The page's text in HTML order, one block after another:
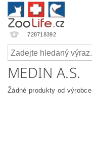
728718392
MEDIN A.S.
Žádné produkty od výrobce